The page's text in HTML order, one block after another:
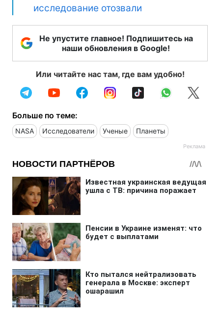
исследование отозвали
Не упустите главное! Подпишитесь на
наши обновления в Google!
Или читайте нас там, где вам удобно!
Больше по теме:
NASA Исследователи Ученые Планеты